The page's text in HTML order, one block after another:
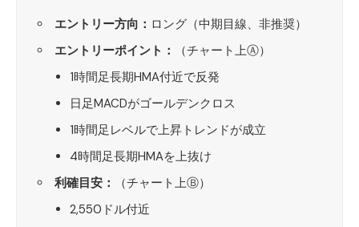
エントリー方向： ロング（中期目線、非推奨）
エントリーポイント：
（チャート上Ⓐ）
1時間足長期HMA付近で反発
日足MACDがゴールデンクロス
1時間足レベルで上昇トレンドが成立
4時間足長期HMAを上抜け
利確目安：
（チャート上Ⓑ）
2,550ドル付近